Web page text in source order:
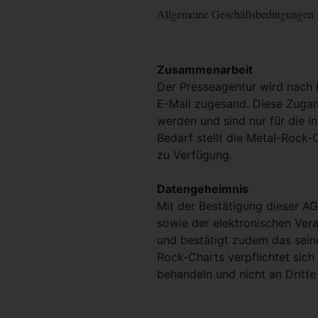
Allgemeine Geschäftsbedingungen
Zusammenarbeit
Der Presseagentur wird
E-Mail zugesand. Diese
werden und sind nur für die
Bedarf stellt die Metal-Rock-
zu Verfügung.
Datengeheimnis
Mit der Bestätigung dieser
sowie der elektronischen
und bestätigt zudem das
Rock-Charts verpflichtet
behandeln und nicht an